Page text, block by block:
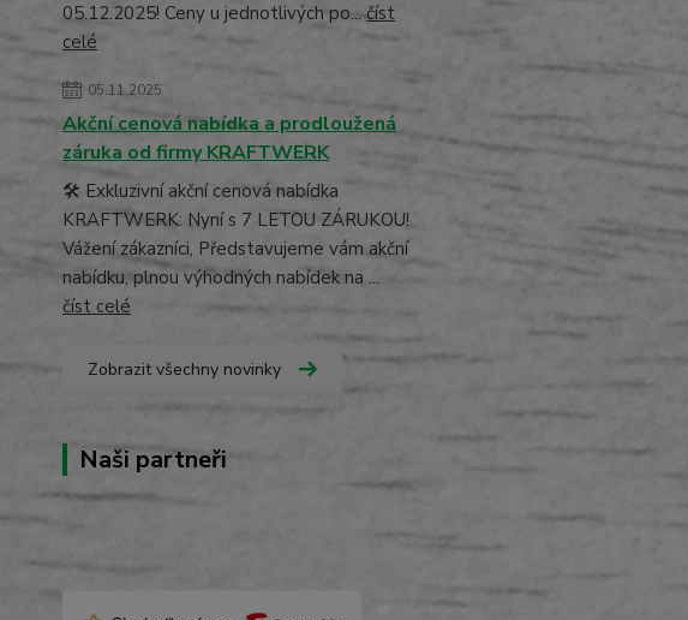
05.12.2025! Ceny u jednotlivých po...číst
celé
05.11.2025
Akční cenová nabídka a prodloužená
záruka od firmy KRAFTWERK
🛠️ Exkluzivní akční cenová nabídka
KRAFTWERK: Nyní s 7 LETOU ZÁRUKOU!
Vážení zákazníci, Představujeme vám akční
nabídku, plnou výhodných nabídek na ...
číst celé
Zobrazit všechny novinky
Naši partneři